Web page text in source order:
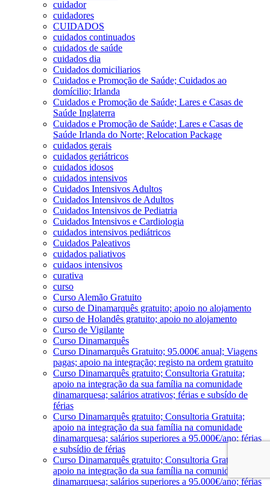
cuidador
cuidadores
CUIDADOS
cuidados continuados
cuidados de saúde
cuidados dia
Cuidados domiciliarios
Cuidados e Promoção de Saúde; Cuidados ao
domícilio; Irlanda
Cuidados e Promoção de Saúde; Lares e Casas de
Saúde Inglaterra
Cuidados e Promoção de Saúde; Lares e Casas de
Saúde Irlanda do Norte; Relocation Package
cuidados gerais
cuidados geriátricos
cuidados idosos
cuidados intensivos
Cuidados Intensivos Adultos
Cuidados Intensivos de Adultos
Cuidados Intensivos de Pediatria
Cuidados Intensivos e Cardiologia
cuidados intensivos pediátricos
Cuidados Paleativos
cuidados paliativos
cuidaos intensivos
curativa
curso
Curso Alemão Gratuito
curso de Dinamarquês gratuito; apoio no alojamento
curso de Holandês gratuito; apoio no alojamento
Curso de Vigilante
Curso Dinamarquês
Curso Dinamarquês Gratuito; 95.000€ anual; Viagens
pagas; apoio na integração; registo na ordem gratuito
Curso Dinamarquês gratuito; Consultoria Gratuita;
apoio na integração da sua família na comunidade
dinamarquesa; salários atrativos; férias e subsído de
férias
Curso Dinamarquês gratuito; Consultoria Gratuita;
apoio na integração da sua família na comunidade
dinamarquesa; salários superiores a 95.000€/ano; férias
e subsídio de férias
Curso Dinamarquês gratuito; Consultoria Gratuita;
apoio na integração da sua família na comunidade
dinamarquesa; salários superiores a 95.000€/ano; férias